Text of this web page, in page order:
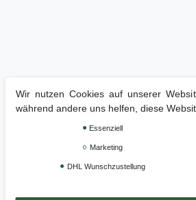
Wir nutzen Cookies auf unserer
während andere uns helfen, diese
Essenziell
Marketing
DHL Wunschzustellung